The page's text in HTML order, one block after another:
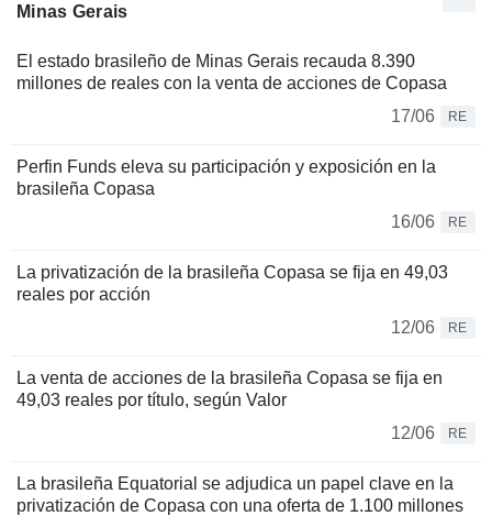
Minas Gerais
El estado brasileño de Minas Gerais recauda 8.390
millones de reales con la venta de acciones de Copasa
17/06
RE
Perfin Funds eleva su participación y exposición en la
brasileña Copasa
16/06
RE
La privatización de la brasileña Copasa se fija en 49,03
reales por acción
12/06
RE
La venta de acciones de la brasileña Copasa se fija en
49,03 reales por título, según Valor
12/06
RE
La brasileña Equatorial se adjudica un papel clave en la
privatización de Copasa con una oferta de 1.100 millones